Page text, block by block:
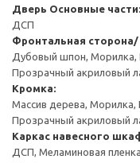
Дверь Основные части:
ДСП
Фронтальная
Дубовый шпон, Морилка,
Прозрачный акриловый
Кромка:
Массив дерева, Морилка,
Прозрачный акриловый
Каркас навесного
ДСП, Меламиновая